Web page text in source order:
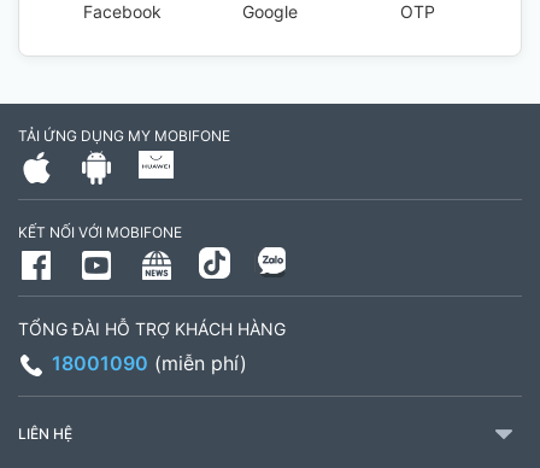
Facebook Google OTP
TẢI ỨNG DỤNG MY MOBIFONE
KẾT NỐI VỚI MOBIFONE
TỔNG ĐÀI HỖ TRỢ KHÁCH HÀNG
18001090 (miễn phí)
LIÊN HỆ